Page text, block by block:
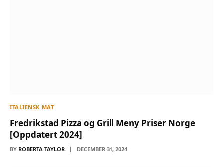
ITALIENSK MAT
Fredrikstad Pizza og Grill Meny Priser Norge
[Oppdatert 2024]
BY ROBERTA TAYLOR DECEMBER 31, 2024